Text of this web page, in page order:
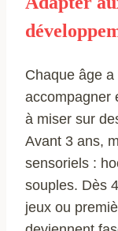
Chaque âge
accompagner
à miser sur
Avant 3 ans,
sensoriels :
souples. Dès
jeux ou